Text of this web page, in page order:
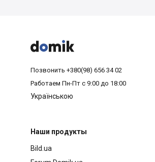



Позвонить +380(98) 656 34 02
Работаем Пн-Пт с 9:00 до 18:00
Українською
Наши продукты
Bild.ua